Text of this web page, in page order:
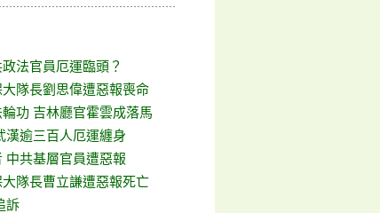
法官員厄運臨頭？
隊長劉思偉遭惡報喪命
功 吉林廳官霍雲成落馬
漢逾三百人厄運纏身
中共基層官員遭惡報
隊長曹立謙遭惡報死亡
訴